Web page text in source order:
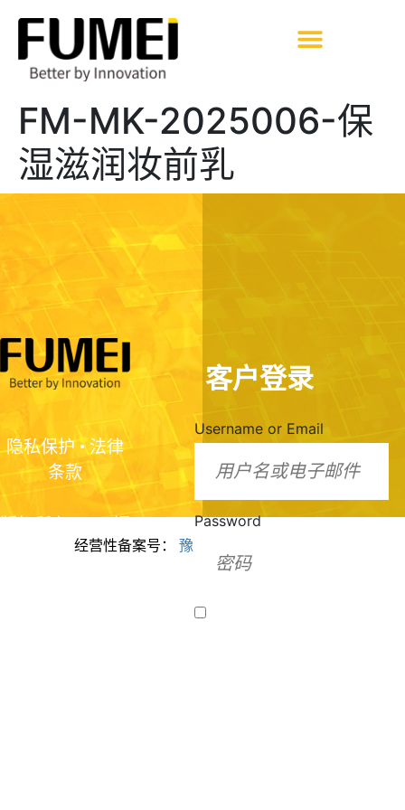
FM-MK-2025006-保
湿滋润妆前乳
隐私保护•法律
条款
美脂质化学（河
客户登录
Username or Email
Password
经营性备案号： 豫ICP备2024099943号